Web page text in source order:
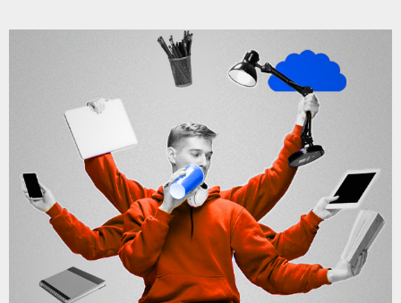
گروه آموزشی منتا
مقاله‌های جدید ما رو داشته باش!
نام و نام خانوادگی
به محتوای کدام اتاق علاقه دارید